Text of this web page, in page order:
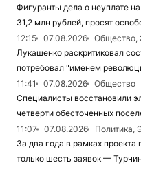
Фигуранты дела о неуплате
31,2 млн рублей, просят
12:15
07.08.2026
Общество,
Лукашенко раскритиковал
потребовал "именем
11:41
07.08.2026
Общество
Специалисты восстановили
четверти обесточенных
11:07
07.08.2026
Политика,
За два года в рамках
только шесть заявок — Турчин